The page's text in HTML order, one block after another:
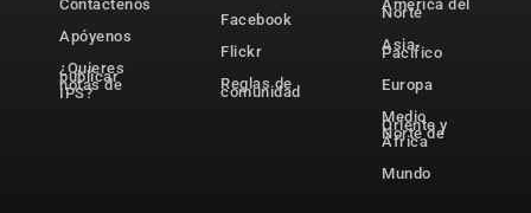
Contáctenos
Apóyenos
¿Quieres
publicar
notas de
IPS?
Facebook
Flickr
Reglas de
comunidad
América del
Norte
Asia-
Pacífico
Europa
Medio
Oriente y
Norte de
África
Mundo